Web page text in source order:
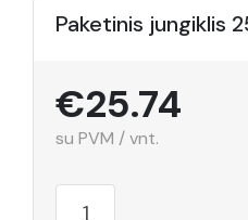
Paketinis jungiklis
€25.74
su PVM / vnt.